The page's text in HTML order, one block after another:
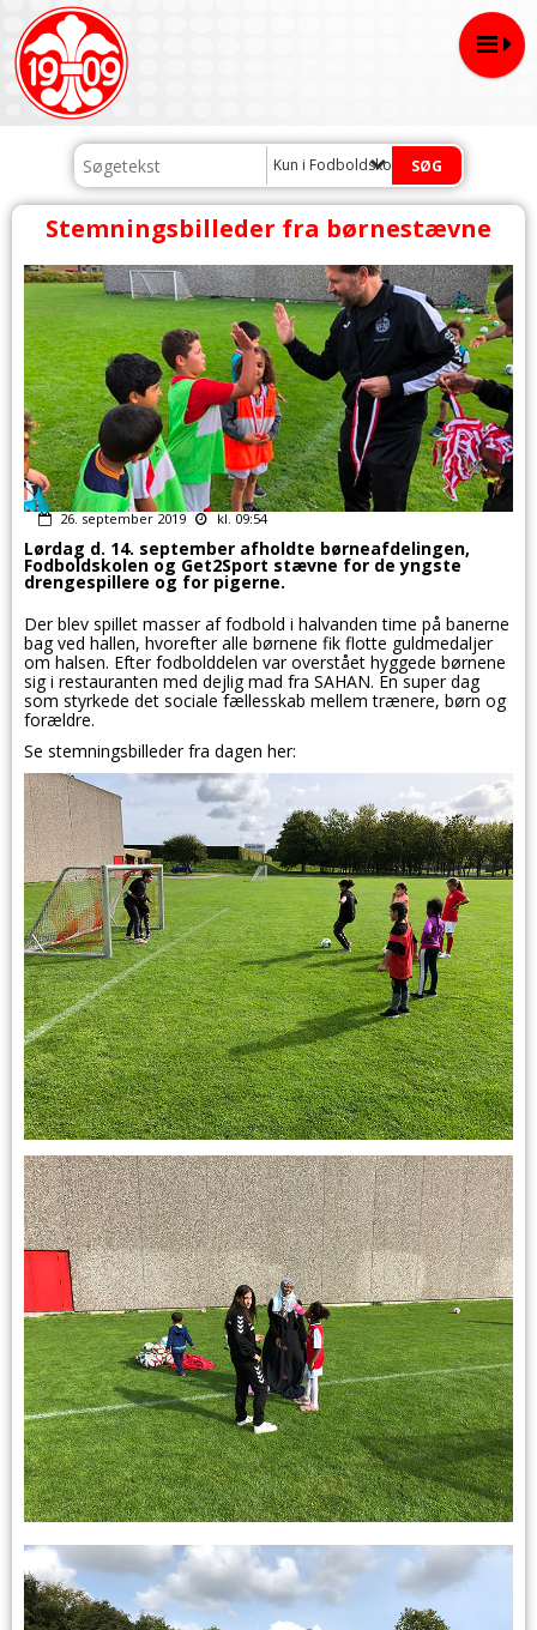
Kun i Fodboldskolenyheder
Stemningsbilleder fra børnestævne
26. september 2019 kl. 09:54
Lørdag d. 14. september afholdte børneafdelingen,
Fodboldskolen og Get2Sport stævne for de yngste
drengespillere og for pigerne.
Der blev spillet masser af fodbold i halvanden time på banerne
bag ved hallen, hvorefter alle børnene fik flotte guldmedaljer
om halsen. Efter fodbolddelen var overstået hyggede børnene
sig i restauranten med dejlig mad fra SAHAN. En super dag
som styrkede det sociale fællesskab mellem trænere, børn og
forældre.
Se stemningsbilleder fra dagen her: